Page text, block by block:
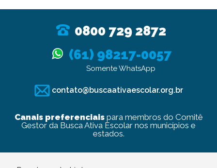
0800 729 2872
(61) 98217-0057
Somente WhatsApp
contato@buscaativaescolar.org.br
Canais preferenciaispara membros do Comitê
Gestor da Busca Ativa Escolar nos municípios e
estados.